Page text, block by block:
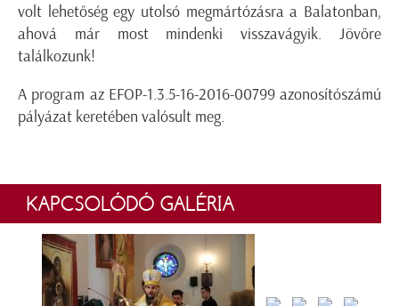
volt lehetőség egy utolsó megmártózásra a Balatonban,
ahová már most mindenki visszavágyik. Jövőre
találkozunk!
A program az EFOP-1.3.5-16-2016-00799 azonosítószámú
pályázat keretében valósult meg.
KAPCSOLÓDÓ GALÉRIA